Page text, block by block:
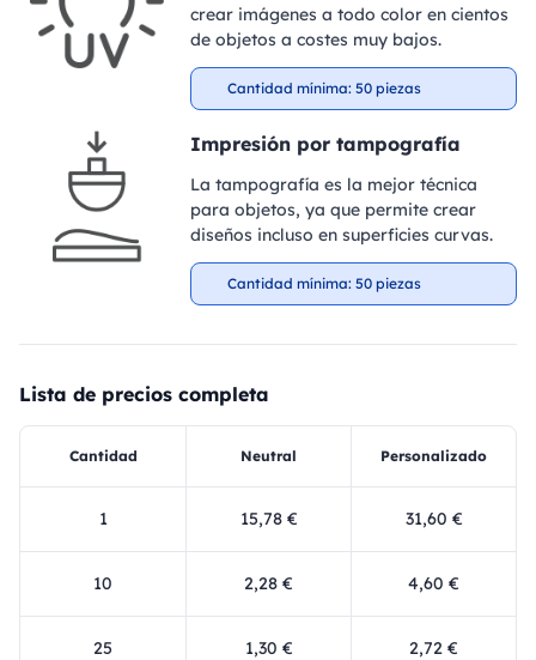
crear imágenes a todo color en cientos
de objetos a costes muy bajos.
Cantidad mínima: 50 piezas
Impresión por tampografía
La tampografía es la mejor técnica
para objetos, ya que permite crear
diseños incluso en superficies curvas.
Cantidad mínima: 50 piezas
Lista de precios completa
Cantidad Neutral Personalizado
1 15,78 € 31,60 €
10 2,28 € 4,60 €
25 1,30 € 2,72 €